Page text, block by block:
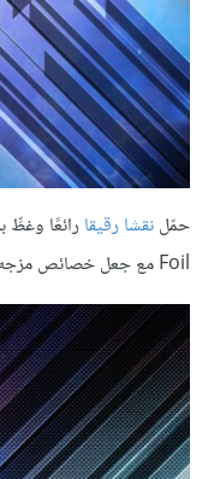
حمّلنقشا رقيقا رائعًا
Foil مع جعل خصائص مزجه Linear Burn.